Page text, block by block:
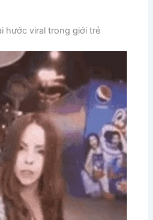
hước viral trong giới trẻ